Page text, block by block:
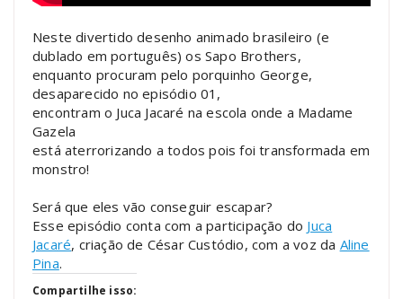
Neste divertido desenho animado brasileiro (e
dublado em português) os Sapo Brothers,
enquanto procuram pelo porquinho George,
desaparecido no episódio 01,
encontram o Juca Jacaré na escola onde a Madame
Gazela
está aterrorizando a todos pois foi transformada em
monstro!
Será que eles vão conseguir escapar?
Esse episódio conta com a participação do Juca
Jacaré, criação de César Custódio, com a voz da Aline
Pina.
Compartilhe isso: